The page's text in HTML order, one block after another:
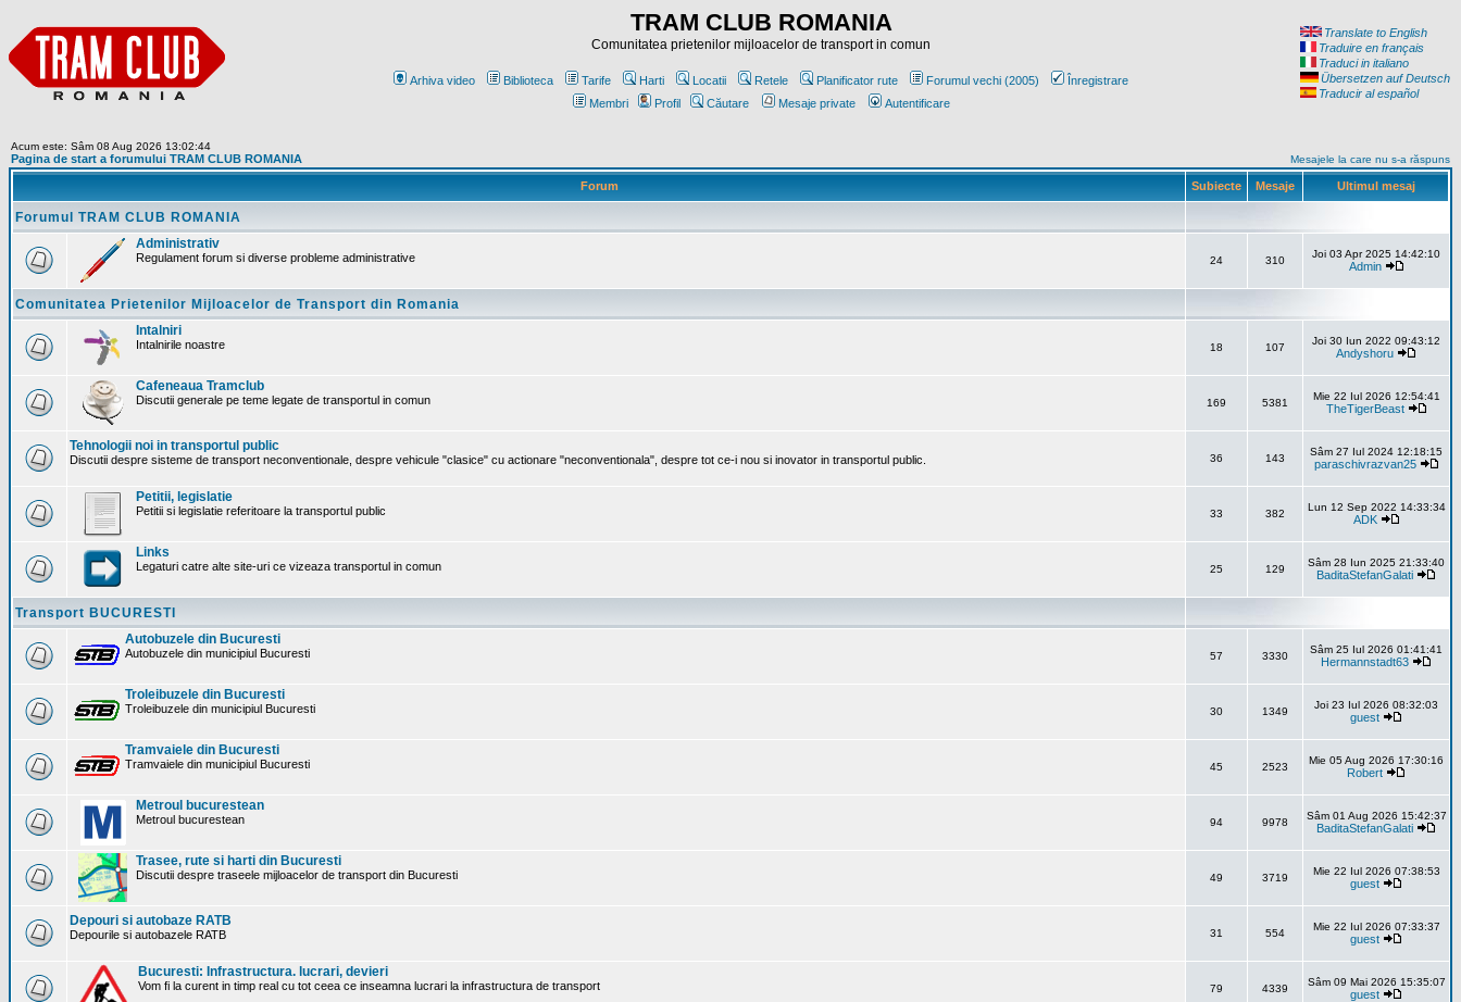
TRAM CLUB ROMANIA
Comunitatea prietenilor mijloacelor de transport in comun
Arhiva video Biblioteca Tarife Harti Locatii Retele Planificator rute Forumul vechi (2005)
Înregistrare
Membri
Profil Căutare Mesaje private Autentificare
Translate to English
Traduire en français
Traduci in italiano
Übersetzen auf Deutsch
Traducir al español
Acum este: Sâm 08 Aug 2026 13:02:44
Pagina de start a forumului TRAM CLUB ROMANIA Mesajele la care nu s-a răspuns
Forum Subiecte Mesaje Ultimul mesaj
Forumul TRAM CLUB ROMANIA
Administrativ
Regulament forum si diverse probleme administrative 24 310
Joi 03 Apr 2025 14:42:10
Admin
Comunitatea Prietenilor Mijloacelor de Transport din Romania
Intalniri
Intalnirile noastre 18 107
Joi 30 Iun 2022 09:43:12
Andyshoru
Cafeneaua Tramclub
Discutii generale pe teme legate de transportul in comun 169 5381
Mie 22 Iul 2026 12:54:41
TheTigerBeast
Tehnologii noi in transportul public
Discutii despre sisteme de transport neconventionale, despre vehicule "clasice" cu actionare "neconventionala", despre tot ce-i nou si inovator in transportul public. 36 143
Sâm 27 Iul 2024 12:18:15
paraschivrazvan25
Petitii, legislatie
Petitii si legislatie referitoare la transportul public 33 382
Lun 12 Sep 2022 14:33:34
ADK
Links
Legaturi catre alte site-uri ce vizeaza transportul in comun 25 129
Sâm 28 Iun 2025 21:33:40
BaditaStefanGalati
Transport BUCURESTI
Autobuzele din Bucuresti
Autobuzele din municipiul Bucuresti 57 3330
Sâm 25 Iul 2026 01:41:41
Hermannstadt63
Troleibuzele din Bucuresti
Troleibuzele din municipiul Bucuresti 30 1349
Joi 23 Iul 2026 08:32:03
guest
Tramvaiele din Bucuresti
Tramvaiele din municipiul Bucuresti 45 2523
Mie 05 Aug 2026 17:30:16
Robert
Metroul bucurestean
Metroul bucurestean 94 9978
Sâm 01 Aug 2026 15:42:37
BaditaStefanGalati
Trasee, rute si harti din Bucuresti
Discutii despre traseele mijloacelor de transport din Bucuresti 49 3719
Mie 22 Iul 2026 07:38:53
guest
Depouri si autobaze RATB
Depourile si autobazele RATB 31 554
Mie 22 Iul 2026 07:33:37
guest
Bucuresti: Infrastructura. lucrari, devieri
Vom fi la curent in timp real cu tot ceea ce inseamna lucrari la infrastructura de transport 79 4339
Sâm 09 Mai 2026 15:35:07
guest